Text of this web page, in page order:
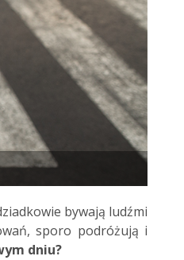
bywają ludźmi
sporo podróżują i
dniu?